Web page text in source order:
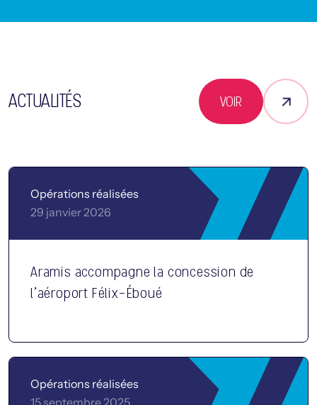
ACTUALITÉS VOIR
Opérations réalisées
29 janvier 2026
Aramis accompagne la concession de
l’aéroport Félix-Éboué
Opérations réalisées